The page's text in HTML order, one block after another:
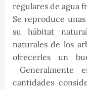
regulares de agua
Se reproduce
su hábitat
naturales de los
ofrecerles un
Generalmente
cantidades